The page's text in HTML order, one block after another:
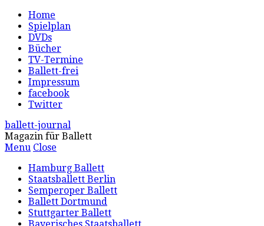
Home
Spielplan
DVDs
Bücher
TV-Termine
Ballett-frei
Impressum
facebook
Twitter
ballett-journal
Magazin für Ballett
Menu Close
Hamburg Ballett
Staatsballett Berlin
Semperoper Ballett
Ballett Dortmund
Stuttgarter Ballett